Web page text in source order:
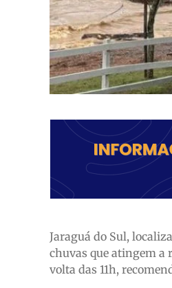
Jaraguá do Sul,
chuvas que atingem a
volta das 11h,